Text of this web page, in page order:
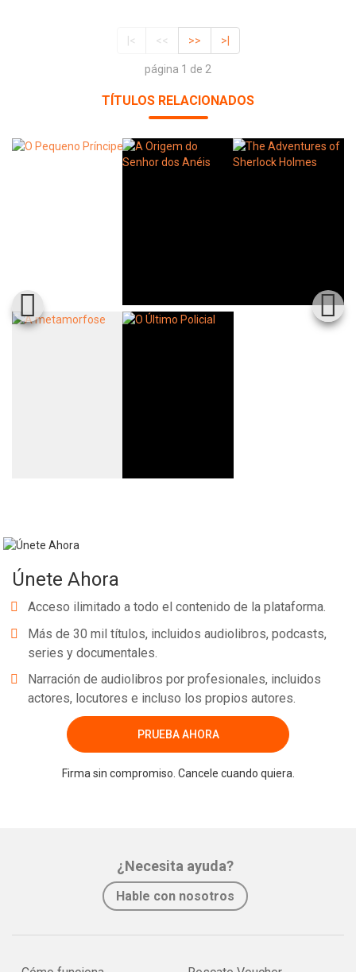
|< << >> >|
página 1 de 2
TÍTULOS RELACIONADOS
Únete Ahora
Acceso ilimitado a todo el contenido de la plataforma.
Más de 30 mil títulos, incluidos audiolibros, podcasts,
series y documentales.
Narración de audiolibros por profesionales, incluidos
actores, locutores e incluso los propios autores.
PRUEBA AHORA
Firma sin compromiso. Cancele cuando quiera.
¿Necesita ayuda?
Hable con nosotros